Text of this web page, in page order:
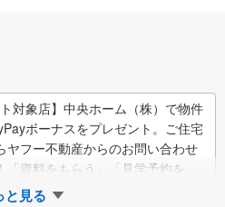
ト対象店】中央ホーム（株）で物件
ボーナスをプレゼント。ご住宅
ヤフー不動産からのお問い合わせ
資料をもらう」「見学予約をす
問い合わせください…
と見る